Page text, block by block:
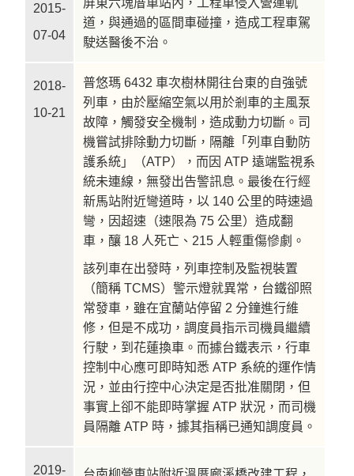
2015-
07-04
屏東六塊厝車站內，工程車侵入營運軌
道，與通過的區間車碰撞，造成工程車駕
駛送醫後不治。
2018-
10-21
普悠瑪 6432 車次樹林開往台東的自強號
列車，由於壓縮空氣以用於剎車的主風泵
故障，觸發安全機制，造成動力切斷。司
機嘗試排除動力切斷，隔離「列車自動防
護系統」（ATP），而因 ATP 遠端監視系
統未連線，無發出告警訊息。最後在行經
新馬站附近彎道時，以 140 公里的時速過
彎，因超速（速限為 75 公里）造成翻
車，釀 18 人死亡、215 人輕重傷慘劇。
該列車在出發時，列車控制及監視裝置
（簡稱 TCMS）警示燈就異常，台鐵卻照
常發車，雖在宜蘭站停留 2 分鐘進行維
修，但是不成功，調度員指示司機員繼續
行駛，到花蓮換車。而據台鐵表示，行車
控制中心應可即時知悉 ATP 系統的運作情
況，並由行控中心決定是否批准關閉，但
事實上卻不能即時掌握 ATP 狀況，而司機
員隔離 ATP 時，據其指稱已通知調度員。
2019-